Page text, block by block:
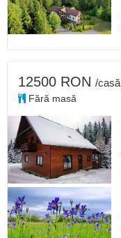
12500 RON /casă
Fără masă